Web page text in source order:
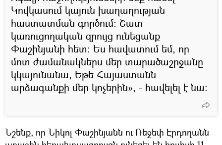
Կովկասում կայուն խաղաղության
հաստատման գործում։ Շատ
կառուցողական զրույց ունեցանք
Փաշինյանի հետ։ Ես հավատում եմ, որ
մոտ ժամանակներս մեր տարածաշրջանը
կկայունանա, Եթե Հայաստանն
արձագանքի մեր կոչերին», - հավելել է նա։
Նշենք, որ Նիկոլ Փաշինյանն ու Ռեջեփ Էրդողանն